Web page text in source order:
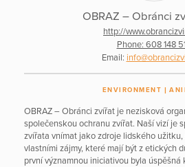
OBRAZ – Obránci
http://
Phone: 608 148
Email:
ENVIRONMENT
OBRAZ – Obránci zvířat je nezisková
společenskou ochranu zvířat. Naší vizí je
zvířata vnímat jako zdroje lidského
vlastními zájmy, které mají být z etických
první významnou iniciativou byla úspěšná